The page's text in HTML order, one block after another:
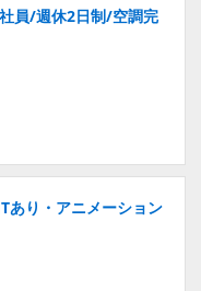
員/週休2日制/空調完
あり・アニメーション